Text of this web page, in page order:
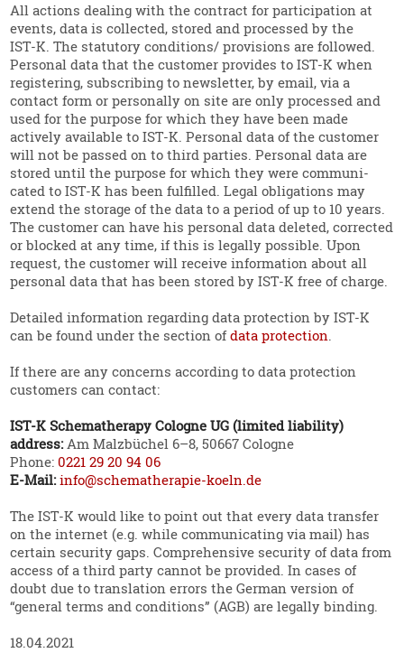
All actions dealing with the contract for parti­ci­pation at
events, data is collected, stored and processed by the
IST‑K. The statutory conditions/ provi­sions are followed.
Personal data that the customer provides to IST‑K when
regis­tering, subscribing to newsletter, by email, via a
contact form or perso­nally on site are only processed and
used for the purpose for which they have been made
actively available to IST‑K. Personal data of the customer
will not be passed on to third parties. Personal data are
stored until the purpose for which they were commu­ni­
cated to IST‑K has been fulfilled. Legal obliga­tions may
extend the storage of the data to a period of up to 10 years.
The customer can have his personal data deleted, corrected
or blocked at any time, if this is legally possible. Upon
request, the customer will receive infor­mation about all
personal data that has been stored by IST‑K free of charge.
Detailed infor­mation regarding data protection by IST‑K
can be found under the section ofdata protection.
If there are any concerns according to data protection
customers can contact:
IST‑K Schema­therapy Cologne UG (limited liability)
address:Am Malzbüchel 6–8, 50667 Cologne
Phone:0221 29 20 94 06
E‑Mail:info@schema­the­rapie-koeln.de
The IST‑K would like to point out that every data transfer
on the internet (e.g. while commu­ni­cating via mail) has
certain security gaps. Compre­hensive security of data from
access of a third party cannot be provided. In cases of
doubt due to trans­lation errors the German version of
“general terms and condi­tions” (AGB) are legally binding.
18.04.2021